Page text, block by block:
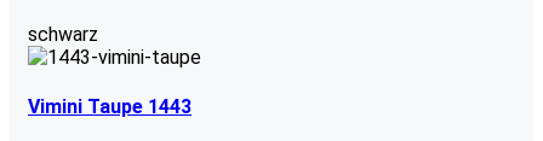
schwarz
Vimini Taupe 1443